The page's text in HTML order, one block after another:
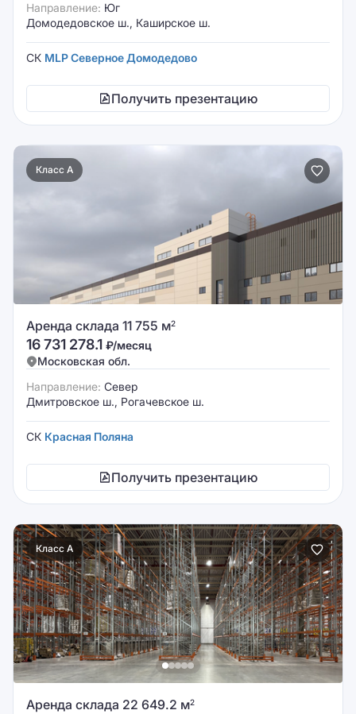
Направление: Юг
Домодедовское ш., Каширское ш.
СК MLP Северное Домодедово
Получить презентацию
Класс A
Аренда склада 11 755 м2
16 731 278.1 ₽/месяц
Московская обл.
Направление: Север
Дмитровское ш., Рогачевское ш.
СК Красная Поляна
Получить презентацию
Класс A
Аренда склада 22 649.2 м2